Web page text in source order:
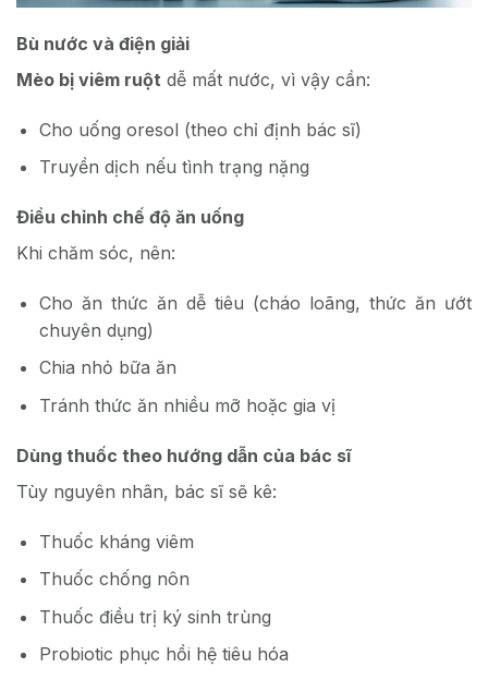
Bù nước và điện giải
Mèo bị viêm ruột dễ mất nước, vì vậy cần:
Cho uống oresol (theo chỉ định bác sĩ)
Truyền dịch nếu tình trạng nặng
Điều chỉnh chế độ ăn uống
Khi chăm sóc, nên:
Cho ăn thức ăn dễ tiêu (cháo loãng, thức ăn ướt
chuyên dụng)
Chia nhỏ bữa ăn
Tránh thức ăn nhiều mỡ hoặc gia vị
Dùng thuốc theo hướng dẫn của bác sĩ
Tùy nguyên nhân, bác sĩ sẽ kê:
Thuốc kháng viêm
Thuốc chống nôn
Thuốc điều trị ký sinh trùng
Probiotic phục hồi hệ tiêu hóa